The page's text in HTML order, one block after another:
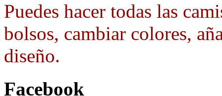
Puedes hacer todas las
bolsos, cambiar colores,
diseño.
Facebook